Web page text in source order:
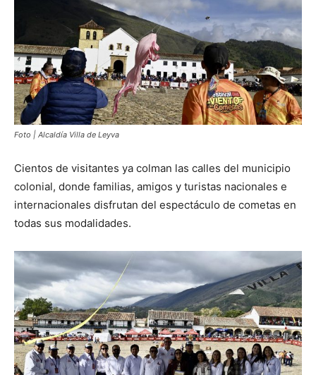
Foto | Alcaldía Villa de Leyva
Cientos de visitantes ya colman las calles del municipio
colonial, donde familias, amigos y turistas nacionales e
internacionales disfrutan del espectáculo de cometas en
todas sus modalidades.